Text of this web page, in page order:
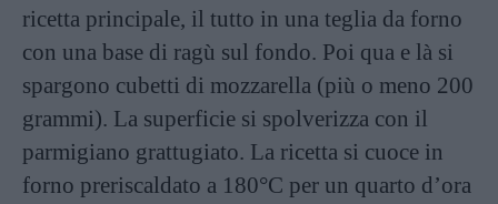
ricetta principale, il tutto in una teglia da forno
con una base di ragù sul fondo. Poi qua e là si
spargono cubetti di mozzarella (più o meno 200
grammi). La superficie si spolverizza con il
parmigiano grattugiato. La ricetta si cuoce in
forno preriscaldato a 180°C per un quarto d’ora